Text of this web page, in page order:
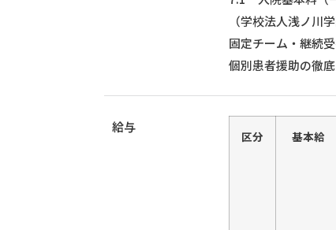
（学校法人浅ノ川
固定チーム・継続
個別患者援助の徹
給与
区分 基本給